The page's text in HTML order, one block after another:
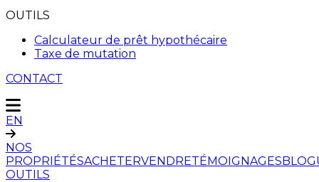
OUTILS
Calculateur de prêt hypothécaire
Taxe de mutation
CONTACT
EN
NOS
PROPRIÉTÉSACHETERVENDRETÉMOIGNAGES
OUTILS